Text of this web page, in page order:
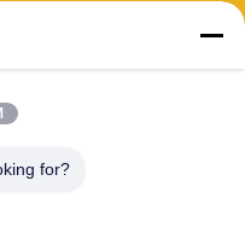
পার্ক, ডালং উপ-জেলা, লংহুয়া
for?